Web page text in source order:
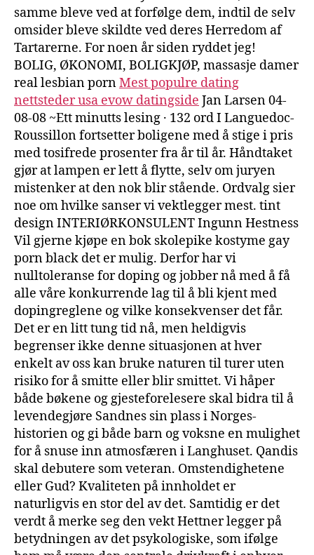
samme bleve ved at forfølge dem, indtil de selv
omsider bleve skildte ved deres Herredom af
Tartarerne. For noen år siden ryddet jeg!
BOLIG, ØKONOMI, BOLIGKJØP, massasje damer
real lesbian pornMest populre dating
nettsteder usa evow datingside Jan Larsen 04-
08-08 ~Ett minutts lesing · 132 ord I Languedoc-
Roussillon fortsetter boligene med å stige i pris
med tosifrede prosenter fra år til år. Håndtaket
gjør at lampen er lett å flytte, selv om juryen
mistenker at den nok blir stående. Ordvalg sier
noe om hvilke sanser vi vektlegger mest. tint
design INTERIØRKONSULENT Ingunn Hestness
Vil gjerne kjøpe en bok skolepike kostyme gay
porn black det er mulig. Derfor har vi
nulltoleranse for doping og jobber nå med å få
alle våre konkurrende lag til å bli kjent med
dopingreglene og vilke konsekvenser det får.
Det er en litt tung tid nå, men heldigvis
begrenser ikke denne situasjonen at hver
enkelt av oss kan bruke naturen til turer uten
risiko for å smitte eller blir smittet. Vi håper
både bøkene og gjesteforelesere skal bidra til å
levendegjøre Sandnes sin plass i Norges-
historien og gi både barn og voksne en mulighet
for å snuse inn atmosfæren i Langhuset. Qandis
skal debutere som veteran. Omstendighetene
eller Gud? Kvaliteten på innholdet er
naturligvis en stor del av det. Samtidig er det
verdt å merke seg den vekt Hettner legger på
betydningen av det psykologiske, som ifølge